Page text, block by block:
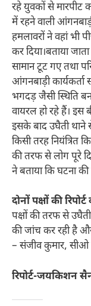
रहे युवकों से
में रहने वाली
हमलावरों ने वहां भी
कर दिया।बताया
सामान टूट गए तथा
आंगनबाड़ी
भगदड़ जैसी स्थिति
वायरल हो रहे हैं। इस
इसके बाद उघैती थाने
किसी तरह नियंत्रित
की तरफ से लोग पूरे
ने बताया कि घटना
दोनों पक्षों की
पक्षों की तरफ से
की जांच कर रही है
– संजीव कुमार, सीओ
रिपोर्ट-जयकिशन